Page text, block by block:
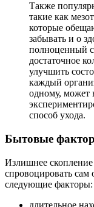
Также
такие как
которые
забывать и о
полноценный
достаточное
улучшить
каждый
одному, может
способ ухода.
Бытовые
Излишнее
спровоцировать сам
следующие факторы:
длительное